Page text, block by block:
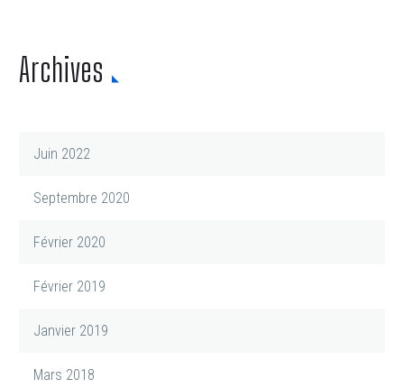
Archives
Juin 2022
Septembre 2020
Février 2020
Février 2019
Janvier 2019
Mars 2018